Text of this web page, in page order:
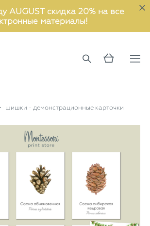
AUGUST скидка 20% на все
материалы!
шишки - демонстрационные карточки